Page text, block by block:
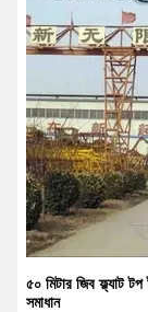
৫০ মিটার জিব ফ্ল্যাট টপ
সমাধান